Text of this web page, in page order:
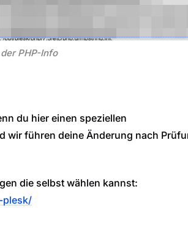
PHP-Info
du hier einen speziellen
wir führen deine Änderung nach
die selbst wählen kannst:
plesk/